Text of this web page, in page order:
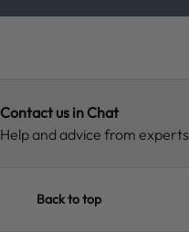
Contact us in Chat
Help and advice from experts
Back to top